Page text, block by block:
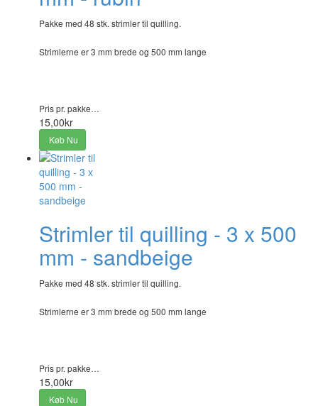
Pakke med 48 stk. strimler til quilling.
Strimlerne er 3 mm brede og 500 mm lange
Pris pr. pakke…
15,00kr
Køb Nu
Strimler til quilling - 3 x 500
mm - sandbeige
Pakke med 48 stk. strimler til quilling.
Strimlerne er 3 mm brede og 500 mm lange
Pris pr. pakke…
15,00kr
Køb Nu